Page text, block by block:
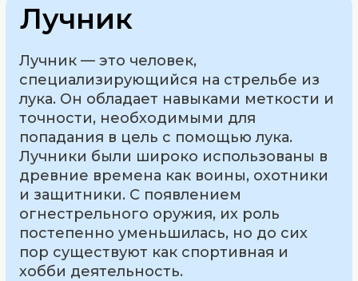
Лучник
Лучник — это человек,
специализирующийся на стрельбе из
лука. Он обладает навыками меткости и
точности, необходимыми для
попадания в цель с помощью лука.
Лучники были широко использованы в
древние времена как воины, охотники
и защитники. С появлением
огнестрельного оружия, их роль
постепенно уменьшилась, но до сих
пор существуют как спортивная и
хобби деятельность.